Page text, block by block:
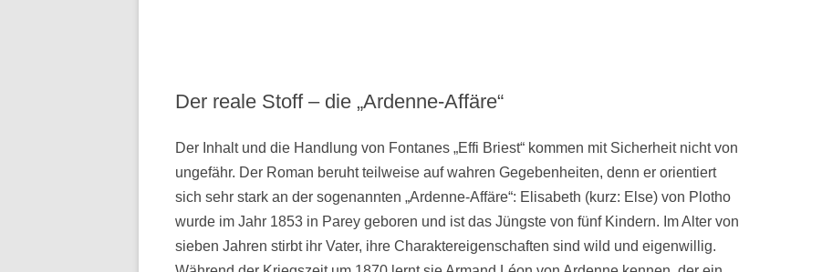
Der reale Stoff – die „Ardenne-Affäre“
Der Inhalt und die Handlung von Fontanes „Effi Briest“ kommen mit Sicherheit nicht von
ungefähr. Der Roman beruht teilweise auf wahren Gegebenheiten, denn er orientiert
sich sehr stark an der sogenannten „Ardenne-Affäre“: Elisabeth (kurz: Else) von Plotho
wurde im Jahr 1853 in Parey geboren und ist das Jüngste von fünf Kindern. Im Alter von
sieben Jahren stirbt ihr Vater, ihre Charaktereigenschaften sind wild und eigenwillig.